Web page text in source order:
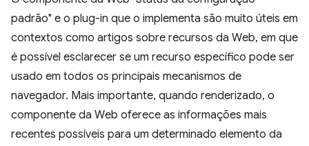
padrão" e o plug-in que o implementa são muito úteis em
contextos como artigos sobre recursos da Web, em que
é possível esclarecer se um recurso específico pode ser
usado em todos os principais mecanismos de
navegador. Mais importante, quando renderizado, o
componente da Web oferece as informações mais
recentes possíveis para um determinado elemento da